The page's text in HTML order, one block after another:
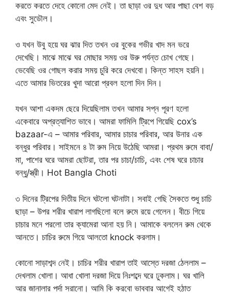
করতে করতে দেহে কোনো মেদ নেই। তা ছাড়া ওর দুধ আর পাছা বেশ বড়
এবং সুডৌল।
ও যখন উবু হয়ে ঘর ঝার দিত তখন ওর বুকের গভীর খাদ মন ভরে
দেখেছি। মাঝে মাঝে ঘর মোছার সময় ওর উরু পর্যন্ত চোখ গেছে।
ভেবেছি ওর গোছল করার সময় চুরি করে দেখবো। কিন্ত সাহস হয়নি।
এতে আমার ভিতরের খুদা আরো প্রবল হলো দিন দিন।
যখন আশা একদম ছেরে দিয়েছিলাম তখন আমার সপ্ন পূরণ হলো
একেবারে অপ্রত্যাশিত ভাবে। আমরা ফামিলি ট্রিপে গিয়েছি cox’s
bazaar-এ – আমার পরিবার, আমার চাচার পরিবার, আর উনার এক
বন্ধুর পরিবার। সাইমনে ৪ টা রুম নিয়ে উঠেছি আমরা। প্রথম রুমে বাবা/
মা, পাশের ঘরে আমরা ছোটরা, তার পর চাচা/চাচি, এবং শেষ ঘরে চাচার
বন্ধু/স্ত্রী। Hot Bangla Choti
৩ দিনের ট্রিপের দিতীয় দিনে ঘটলো ঘটনাটা। সবাই গেছি সৈকতে শুধু চাচি
ছাড়া – উপর শরীর খারাপ লাগছিলো বলে রুমে রয়ে গেলেন। বীচে গিয়ে
চাচার মনে পরলো তার ক্যামেরা আনা হয় নি। আমাকে বললেন রুম থেকে
আনতে। চাচির রুমে গিয়ে আলতো knock করলাম।
কোনো সাড়াশব্দ নেই। চাচির শরীর খারাপ তাই আস্তে দরজা ঠেললাম –
দেখলাম খোলা। আধা খোলা দরজা দিয়ে নিঃশব্দে ঘরে ঢুকলাম। ঘর খালি
আর জানালার পর্দা সরানো। আমি কি করবো ভাববার আগেই হঠাত